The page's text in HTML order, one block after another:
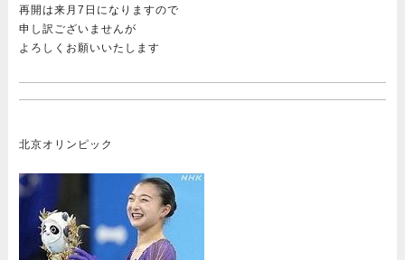
再開は来月7日になりますので
申し訳ございませんが
よろしくお願いいたします
北京オリンピック